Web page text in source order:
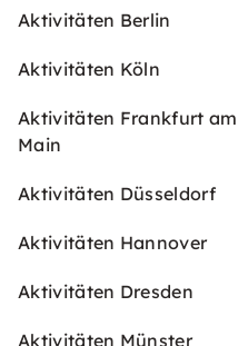
Aktivitäten Berlin
Aktivitäten Köln
Aktivitäten Frankfurt am
Main
Aktivitäten Düsseldorf
Aktivitäten Hannover
Aktivitäten Dresden
Aktivitäten Münster